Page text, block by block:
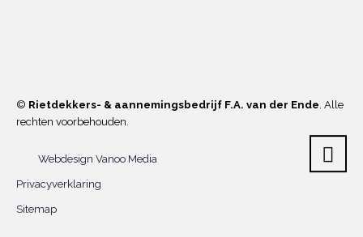
© Rietdekkers- & aannemingsbedrijf F.A. van der Ende. Alle
rechten voorbehouden.
Webdesign Vanoo Media
Privacyverklaring
Sitemap